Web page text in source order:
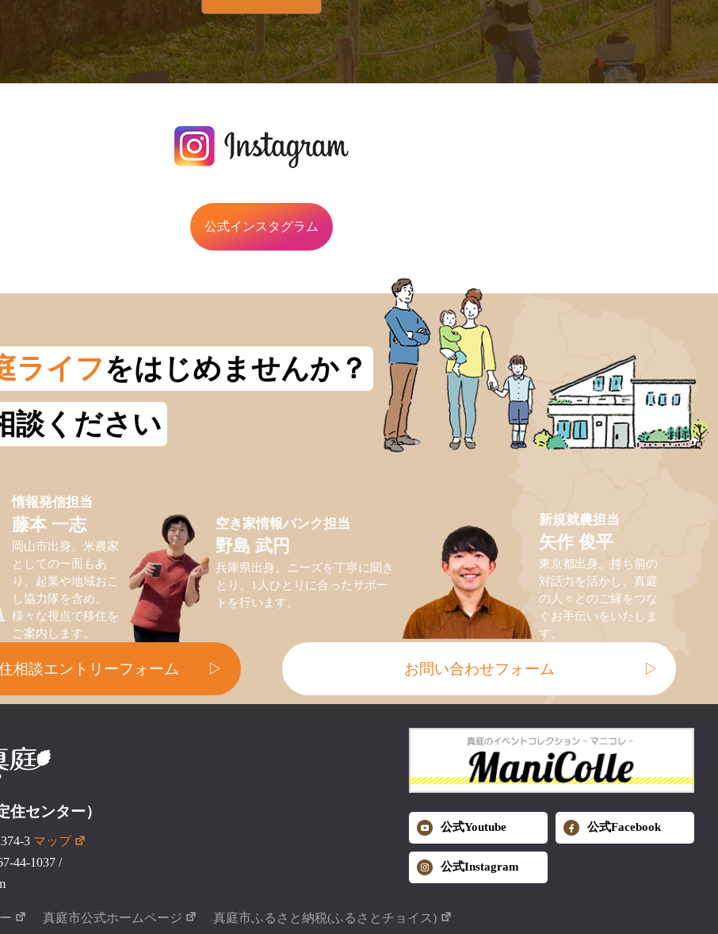
公式インスタグラム
ライフをはじめませんか？
談ください
情報発信担当
藤本 一志
岡山市出身。米農家
としての一面もあ
り、起業や地域おこ
し協力隊を含め、
様々な視点で移住を
ご案内します。
空き家情報バンク担当
野島 武円
兵庫県出身。ニーズを丁寧に聞き
とり、1人ひとりに合ったサポー
トを行います。
新規就農担当
矢作 俊平
東京都出身。持ち前の
対話力を活かし、真庭
の人々とのご縁をつな
ぐお手伝いをいたしま
す。
相談エントリーフォーム ▷ お問い合わせフォーム ▷
住センター）
3 マップ
44-1037/
公式Youtube 公式Facebook
公式Instagram
真庭市公式ホームページ 真庭市ふるさと納税(ふるさとチョイス)